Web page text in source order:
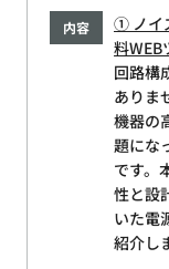
内容
① ノイ
料WEB
回路構
ありま
機器の
題にな
です。
性と設
いた電
紹介し